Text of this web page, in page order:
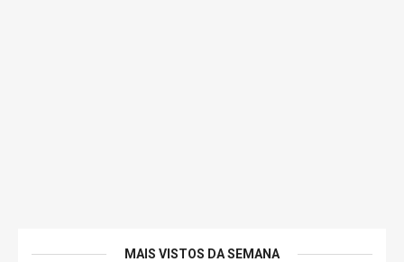
MAIS VISTOS DA SEMANA